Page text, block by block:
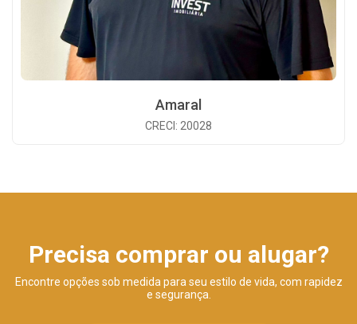
Amaral
CRECI: 20028
Precisa comprar ou alugar?
Encontre opções sob medida para seu estilo de vida, com rapidez
e segurança.